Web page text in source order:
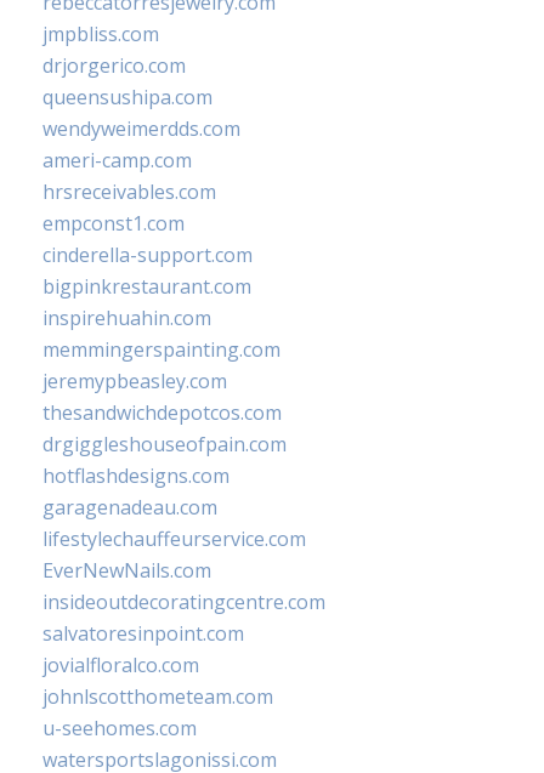
jmpbliss.com
drjorgerico.com
queensushipa.com
wendyweimerdds.com
ameri-camp.com
hrsreceivables.com
empconst1.com
cinderella-support.com
bigpinkrestaurant.com
inspirehuahin.com
memmingerspainting.com
jeremypbeasley.com
thesandwichdepotcos.com
drgiggleshouseofpain.com
hotflashdesigns.com
garagenadeau.com
lifestylechauffeurservice.com
EverNewNails.com
insideoutdecoratingcentre.com
salvatoresinpoint.com
jovialfloralco.com
johnlscotthometeam.com
u-seehomes.com
watersportslagonissi.com